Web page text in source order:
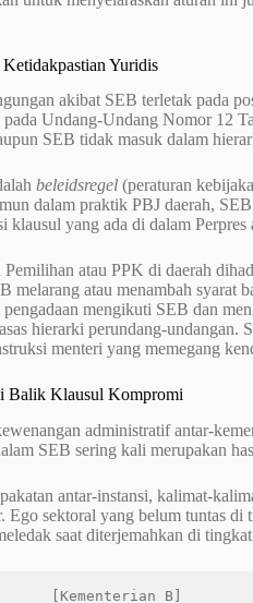
Yuridis
akibat SEB terletak pada
Undang-Undang Nomor 12
SEB tidak masuk dalam
beleidsregel(peraturan
dalam praktik PBJ daerah,
klausul yang ada di dalam Perpres
Pemilihan atau PPK di daerah
melarang atau menambah syarat
mengikuti SEB dan
hierarki perundang-
menteri yang memegang
Balik Klausul Kompromi
administratif antar-
SEB sering kali merupakan
antar-instansi, kalimat-
Ego sektoral yang belum tuntas
saat diterjemahkan di